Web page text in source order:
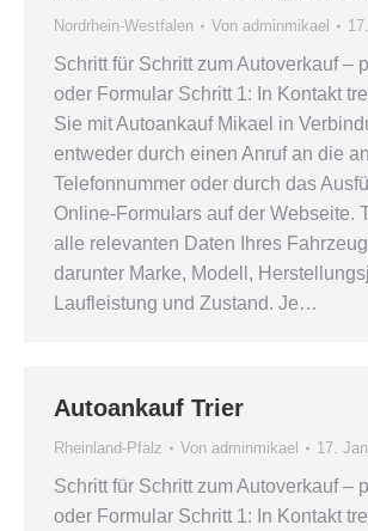
Nordrhein-Westfalen Von adminmikael
Schritt für Schritt zum Autoverkauf –
oder Formular Schritt 1: In Kontakt
Sie mit Autoankauf Mikael in
entweder durch einen Anruf an die
Telefonnummer oder durch das
Online-Formulars auf der Webseite.
alle relevanten Daten Ihres
darunter Marke, Modell,
Laufleistung und Zustand. Je…
Autoankauf Trier
Rheinland-Pfalz Von adminmikael 17.
Schritt für Schritt zum Autoverkauf –
oder Formular Schritt 1: In Kontakt